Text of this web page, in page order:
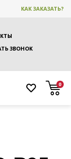
КАК ЗАКАЗАТЬ?
ЗВОНОК
0